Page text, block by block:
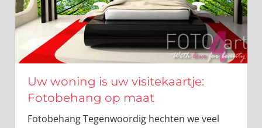
Uw woning is uw visitekaartje:
Fotobehang op maat
Fotobehang Tegenwoordig hechten we veel